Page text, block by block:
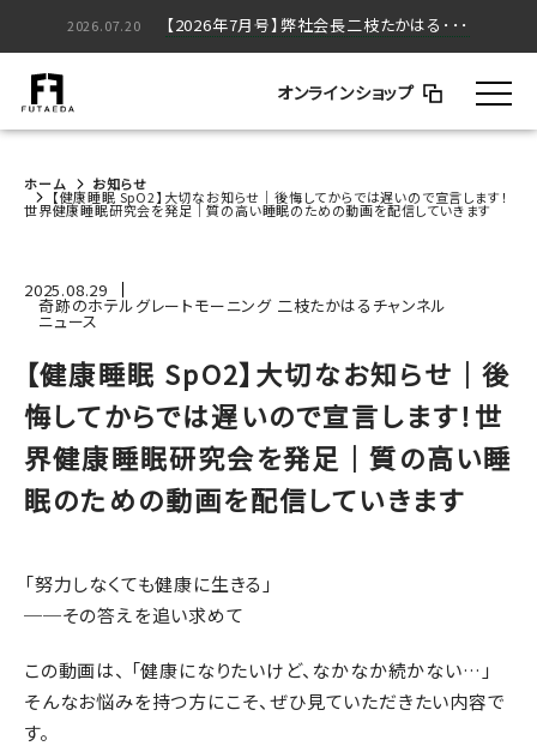
オンラインショップ
2026.05.20 【2026年5月号】弊社会長二枝たかはる･･･
2026.07.20 【2026年7月号】弊社会長二枝たかはる･･･
ホーム お知らせ
【健康睡眠 SpO2】大切なお知らせ｜後悔してからでは遅いので宣言します！
世界健康睡眠研究会を発足｜質の高い睡眠のための動画を配信していきます
2025.08.29
奇跡のホテルグレートモーニング 二枝たかはるチャンネル
ニュース
【健康睡眠 SpO2】大切なお知らせ｜後
悔してからでは遅いので宣言します！世
界健康睡眠研究会を発足｜質の高い睡
眠のための動画を配信していきます
「努力しなくても健康に生きる」
──その答えを追い求めて
この動画は、 「健康になりたいけど、なかなか続かない…」
そんなお悩みを持つ方にこそ、ぜひ見ていただきたい内容で
す。